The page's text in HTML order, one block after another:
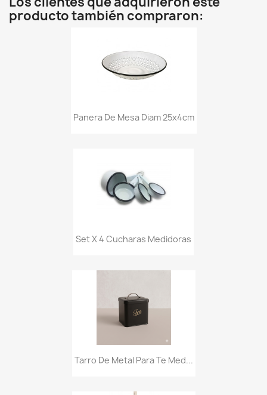
producto también compraron:
Panera De Mesa Diam 25x4cm
Set X 4 Cucharas Medidoras
Tarro De Metal Para Te Med...